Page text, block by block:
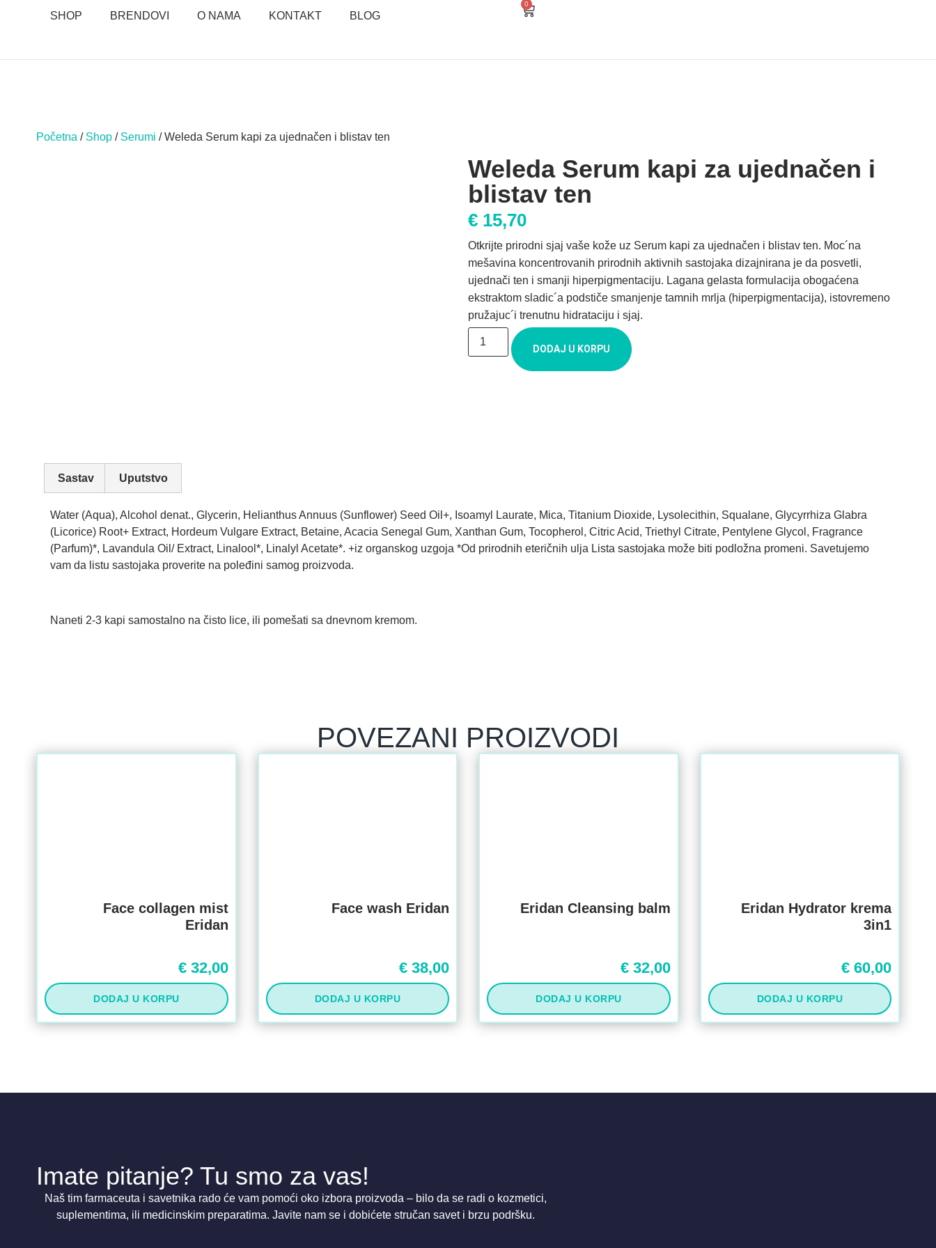
SHOP BRENDOVI O NAMA KONTAKT BLOG
0
Početna / Shop / Serumi / Weleda Serum kapi za ujednačen i blistav ten
Weleda Serum kapi za ujednačen i
blistav ten
€ 15,70
Otkrijte prirodni sjaj vaše kože uz Serum kapi za ujednačen i blistav ten. Moc´na
mešavina koncentrovanih prirodnih aktivnih sastojaka dizajnirana je da posvetli,
ujednači ten i smanji hiperpigmentaciju. Lagana gelasta formulacija obogaćena
ekstraktom sladic´a podstiče smanjenje tamnih mrlja (hiperpigmentacija), istovremeno
pružajuc´i trenutnu hidrataciju i sjaj.
DODAJ U KORPU
Sastav Uputstvo
Water (Aqua), Alcohol denat., Glycerin, Helianthus Annuus (Sunflower) Seed Oil+, Isoamyl Laurate, Mica, Titanium Dioxide, Lysolecithin, Squalane, Glycyrrhiza Glabra
(Licorice) Root+ Extract, Hordeum Vulgare Extract, Betaine, Acacia Senegal Gum, Xanthan Gum, Tocopherol, Citric Acid, Triethyl Citrate, Pentylene Glycol, Fragrance
(Parfum)*, Lavandula Oil/ Extract, Linalool*, Linalyl Acetate*. +iz organskog uzgoja *Od prirodnih eteričnih ulja Lista sastojaka može biti podložna promeni. Savetujemo
vam da listu sastojaka proverite na poleđini samog proizvoda.
Naneti 2-3 kapi samostalno na čisto lice, ili pomešati sa dnevnom kremom.
POVEZANI PROIZVODI
Face collagen mist
Eridan
€32,00
DODAJ U KORPU
Face wash Eridan
€ 38,00
DODAJ U KORPU
Eridan Cleansing balm
€32,00
DODAJ U KORPU
Eridan Hydrator krema
3in1
€ 60,00
DODAJ U KORPU
Imate pitanje? Tu smo za vas!
Naš tim farmaceuta i savetnika rado će vam pomoći oko izbora proizvoda – bilo da se radi o kozmetici,
suplementima, ili medicinskim preparatima. Javite nam se i dobićete stručan savet i brzu podršku.